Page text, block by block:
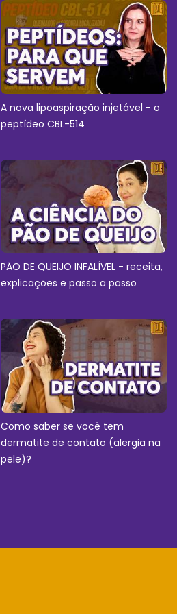
A nova lipoaspiração injetável - o
peptídeo CBL-514
PÃO DE QUEIJO INFALÍVEL - receita,
explicações e passo a passo
Como saber se você tem
dermatite de contato (alergia na
pele)?